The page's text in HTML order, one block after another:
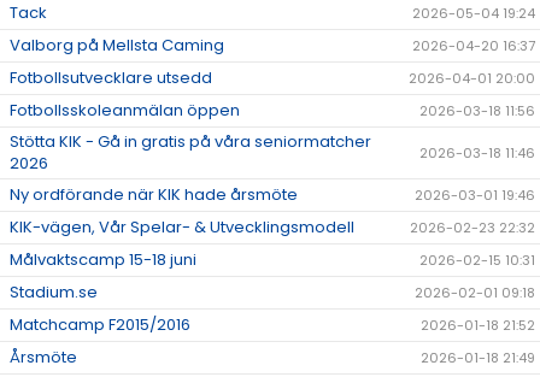
Tack 2026-05-04 19:24
Valborg på Mellsta Caming 2026-04-20 16:37
Fotbollsutvecklare utsedd 2026-04-01 20:00
Fotbollsskoleanmälan öppen 2026-03-18 11:56
Stötta KIK - Gå in gratis på våra seniormatcher
2026
2026-03-18 11:46
Ny ordförande när KIK hade årsmöte 2026-03-01 19:46
KIK-vägen, Vår Spelar- & Utvecklingsmodell 2026-02-23 22:32
Målvaktscamp 15-18 juni 2026-02-15 10:31
Stadium.se 2026-02-01 09:18
Matchcamp F2015/2016 2026-01-18 21:52
Årsmöte 2026-01-18 21:49